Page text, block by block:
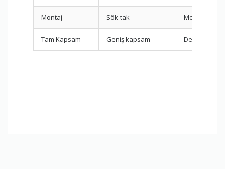
Montaj Sök-tak Mobilyalı
Tam Kapsam Geniş kapsam Değerli